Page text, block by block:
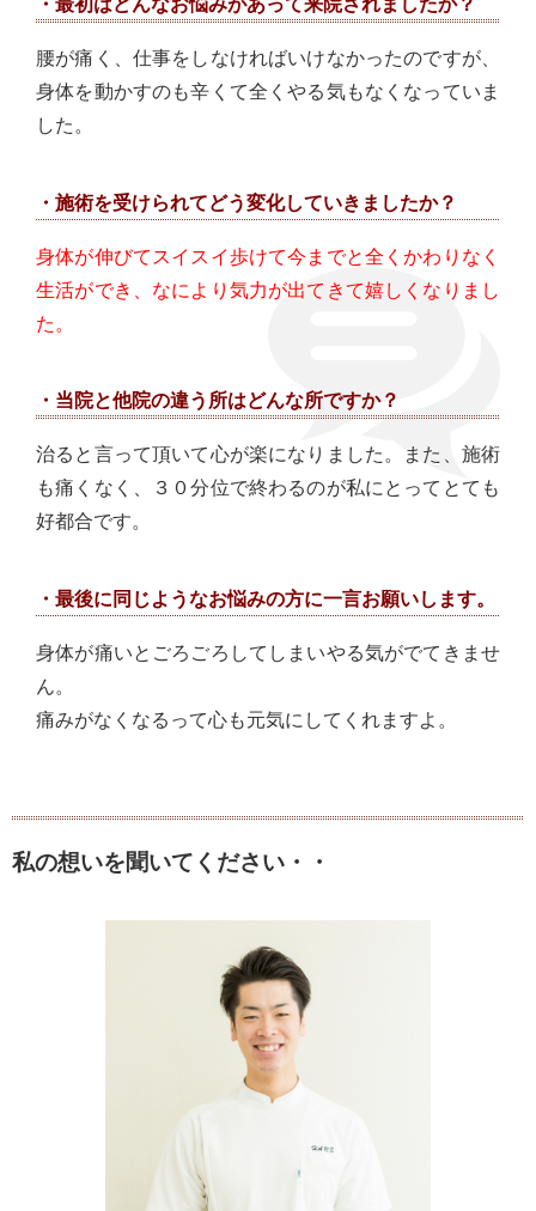
・最初はどんなお悩みがあって来院されましたか？
腰が痛く、仕事をしなければいけなかったのですが、
身体を動かすのも辛くて全くやる気もなくなっていま
した。
・施術を受けられてどう変化していきましたか？
身体が伸びてスイスイ歩けて今までと全くかわりなく
生活ができ、なにより気力が出てきて嬉しくなりまし
た。
・当院と他院の違う所はどんな所ですか？
治ると言って頂いて心が楽になりました。また、施術
も痛くなく、３０分位で終わるのが私にとってとても
好都合です。
・最後に同じようなお悩みの方に一言お願いします。
身体が痛いとごろごろしてしまいやる気がでてきませ
ん。
痛みがなくなるって心も元気にしてくれますよ。
私の想いを聞いてください・・